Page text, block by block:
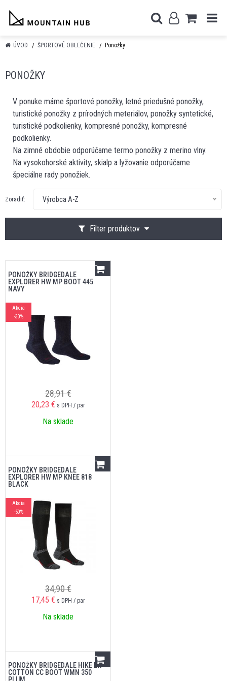
ÚVOD ŠPORTOVÉ OBLEČENIE Ponožky
PONOŽKY
V ponuke máme športové ponožky, letné priedušné ponožky,
turistické ponožky z prírodných meteriálov, ponožky syntetické,
turistické podkolienky, kompresné ponožky, kompresné
podkolienky.
Na zimné obdobie odporúčame termo ponožky z merino vlny.
Na vysokohorské aktivity, skialp a lyžovanie odporúčame
špeciálne rady ponožiek.
Filter produktov
Zoradiť: Výrobca A-Z
PONOŽKY BRIDGEDALE
EXPLORER HW MP BOOT 445
NAVY
Akcia
-30%
28,91 €
20,23 € s DPH / par
Na sklade
PONOŽKY BRIDGEDALE
EXPLORER HW MP KNEE 818
BLACK
Akcia
-50%
34,90 €
17,45 € s DPH / par
Na sklade
PONOŽKY BRIDGEDALE HIKE LW
COTTON CC BOOT WMN 350